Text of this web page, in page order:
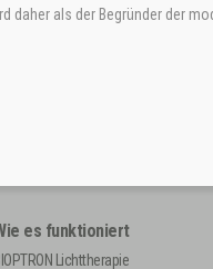
daher als der Begründer der
es funktioniert
Lichttherapie